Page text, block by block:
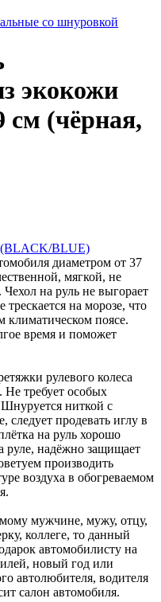
со шнуровкой
экокожи
см (чёрная,
BLUE)
диаметром от 37
мягкой, не
на руль не выгорает
на морозе, что
климатическом поясе.
время и поможет
рулевого колеса
требует особых
ниткой с
следует продевать иглу в
на руль хорошо
руле, надёжно защищает
производить
воздуха в обогреваемом
мужчине, мужу, отцу,
коллеге, то данный
автомобилисту на
новый год или
автолюбителя, водителя
салон автомобиля.